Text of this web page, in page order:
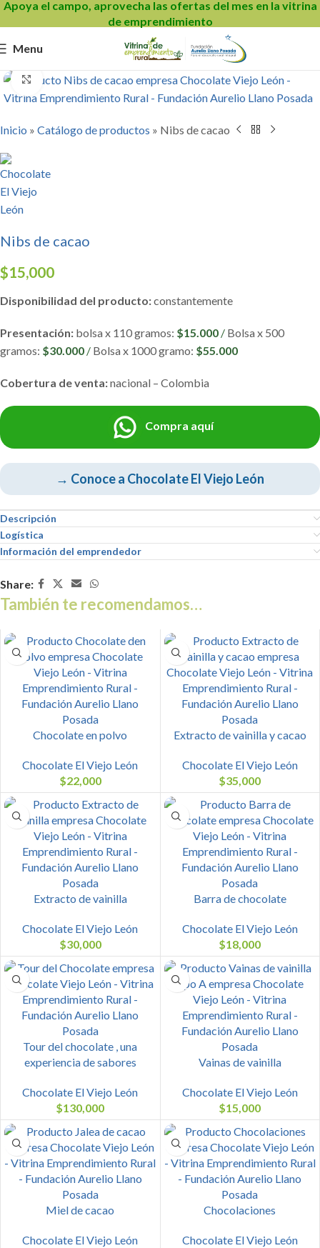
Apoya el campo, aprovecha las ofertas del mes en la vitrina
de emprendimiento
Menu
Click to enlarge
Inicio » Catálogo de productos » Nibs de cacao
Nibs de cacao
$15,000
Disponibilidad del producto:constantemente
Presentación: bolsa x 110 gramos: $15.000 / Bolsa x 500
gramos: $30.000 / Bolsa x 1000 gramo: $55.000
Cobertura de venta:nacional – Colombia
Compra aquí
→ Conoce a Chocolate El Viejo León
Descripción
Logística
Información del emprendedor
Share:
También te recomendamos…
Chocolate en polvo
Chocolate El Viejo León
$22,000
Extracto de vainilla y cacao
Chocolate El Viejo León
$35,000
Extracto de vainilla
Chocolate El Viejo León
$30,000
Barra de chocolate
Chocolate El Viejo León
$18,000
Tour del chocolate , una
experiencia de sabores
Chocolate El Viejo León
$130,000
Vainas de vainilla
Chocolate El Viejo León
$15,000
Miel de cacao
Chocolate El Viejo León
Chocolaciones
Chocolate El Viejo León